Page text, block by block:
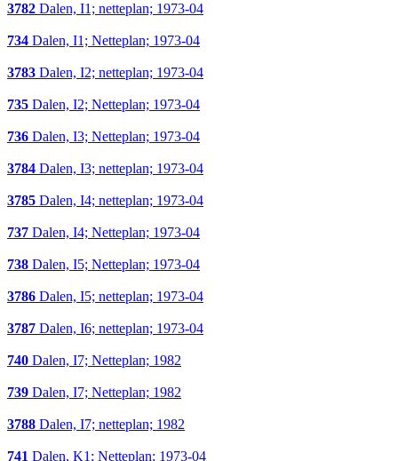
3782 Dalen, I1; netteplan; 1973-04
734 Dalen, I1; Netteplan; 1973-04
3783 Dalen, I2; netteplan; 1973-04
735 Dalen, I2; Netteplan; 1973-04
736 Dalen, I3; Netteplan; 1973-04
3784 Dalen, I3; netteplan; 1973-04
3785 Dalen, I4; netteplan; 1973-04
737 Dalen, I4; Netteplan; 1973-04
738 Dalen, I5; Netteplan; 1973-04
3786 Dalen, I5; netteplan; 1973-04
3787 Dalen, I6; netteplan; 1973-04
740 Dalen, I7; Netteplan; 1982
739 Dalen, I7; Netteplan; 1982
3788 Dalen, I7; netteplan; 1982
741 Dalen, K1; Netteplan; 1973-04